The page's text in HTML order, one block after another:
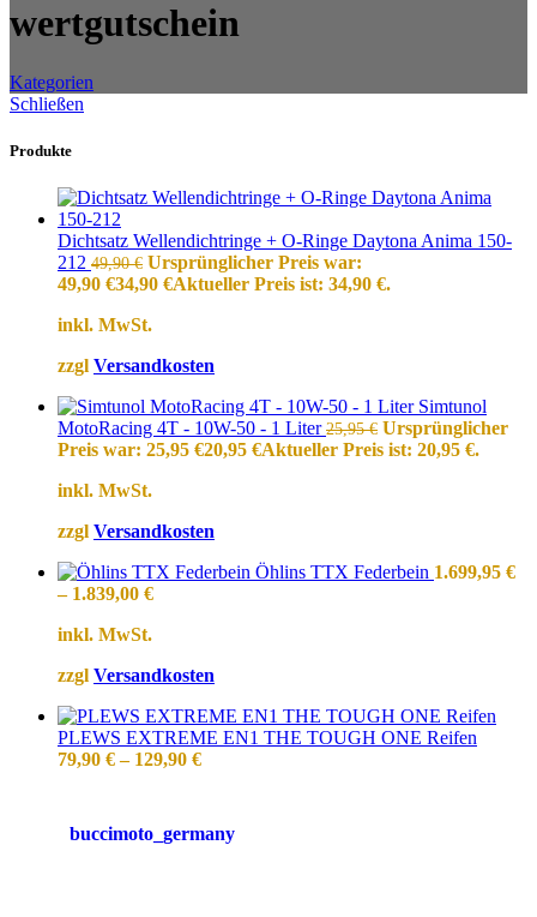
wertgutschein
Kategorien
Schließen
Produkte
Dichtsatz Wellendichtringe + O-Ringe Daytona Anima 150-
212 49,90€ Ursprünglicher Preis war:
49,90 €34,90 €Aktueller Preis ist: 34,90 €.
inkl. MwSt.
zzgl Versandkosten
Simtunol
MotoRacing 4T - 10W-50 - 1 Liter25,95€ Ursprünglicher
Preis war: 25,95 €20,95 €Aktueller Preis ist: 20,95 €.
inkl. MwSt.
zzgl Versandkosten
Öhlins TTX Federbein 1.699,95 €
– 1.839,00 €
inkl. MwSt.
zzgl Versandkosten
PLEWS EXTREME EN1 THE TOUGH ONE Reifen
79,90 €– 129,90 €
buccimoto_germany